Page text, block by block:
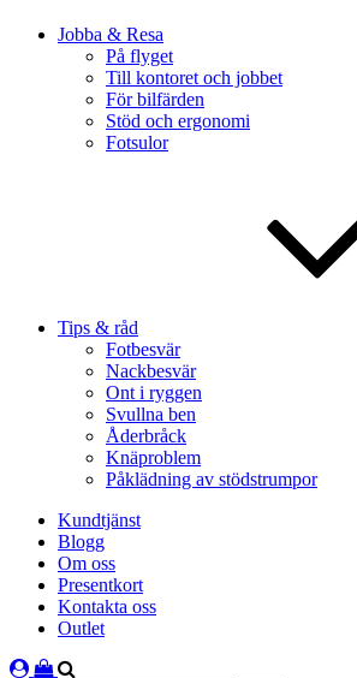
Jobba & Resa
På flyget
Till kontoret och jobbet
För bilfärden
Stöd och ergonomi
Fotsulor
Tips & råd
Fotbesvär
Nackbesvär
Ont i ryggen
Svullna ben
Åderbråck
Knäproblem
Påklädning av stödstrumpor
Kundtjänst
Blogg
Om oss
Presentkort
Kontakta oss
Outlet